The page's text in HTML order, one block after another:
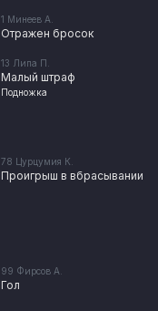
1 Минеев А.
Отражен бросок
13 Липа П.
Малый штраф
Подножка
78 Цурцумия К.
Проигрыш в вбрасывании
99 Фирсов А.
Гол